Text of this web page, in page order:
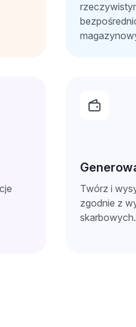
Twórz i
zgodnie z
skarbowych.